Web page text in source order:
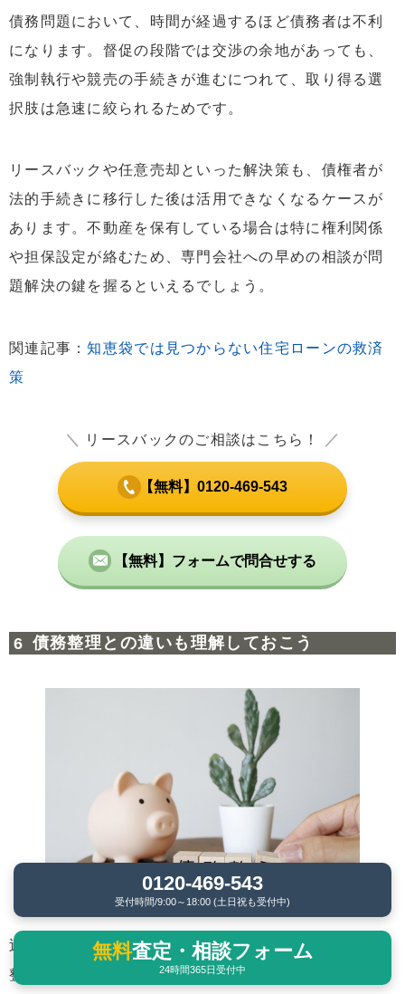
債務問題において、時間が経過するほど債務者は不利
になります。督促の段階では交渉の余地があっても、
強制執行や競売の手続きが進むにつれて、取り得る選
択肢は急速に絞られるためです。
リースバックや任意売却といった解決策も、債権者が
法的手続きに移行した後は活用できなくなるケースが
あります。不動産を保有している場合は特に権利関係
や担保設定が絡むため、専門会社への早めの相談が問
題解決の鍵を握るといえるでしょう。
関連記事：知恵袋では見つからない住宅ローンの救済
策
＼ リースバックのご相談はこちら！ ／
【無料】0120-469-543
【無料】フォームで問合せする
債務整理との違いも理解しておこう
返済が難しくなった際に利用できる制度として「債務
整理」があります。ひとくちに債務整理といっても、
0120-469-543
受付時間/9:00～18:00 (土日祝も受付中)
無料査定・相談フォーム
24時間365日受付中